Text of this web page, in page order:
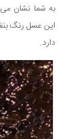
کودک و
ورزش و
مراکز
فرهنگ و هنر
سینما و
تلویزیون
به شما نشان
این عسل رنگ
دارد.